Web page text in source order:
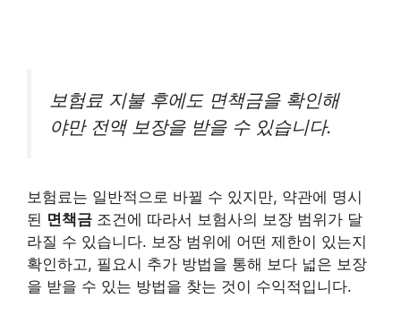
보험료 지불 후에도 면책금을 확인해
야만 전액 보장을 받을 수 있습니다.
보험료는 일반적으로 바뀔 수 있지만, 약관에 명시
된 면책금 조건에 따라서 보험사의 보장 범위가 달
라질 수 있습니다. 보장 범위에 어떤 제한이 있는지
확인하고, 필요시 추가 방법을 통해 보다 넓은 보장
을 받을 수 있는 방법을 찾는 것이 수익적입니다.